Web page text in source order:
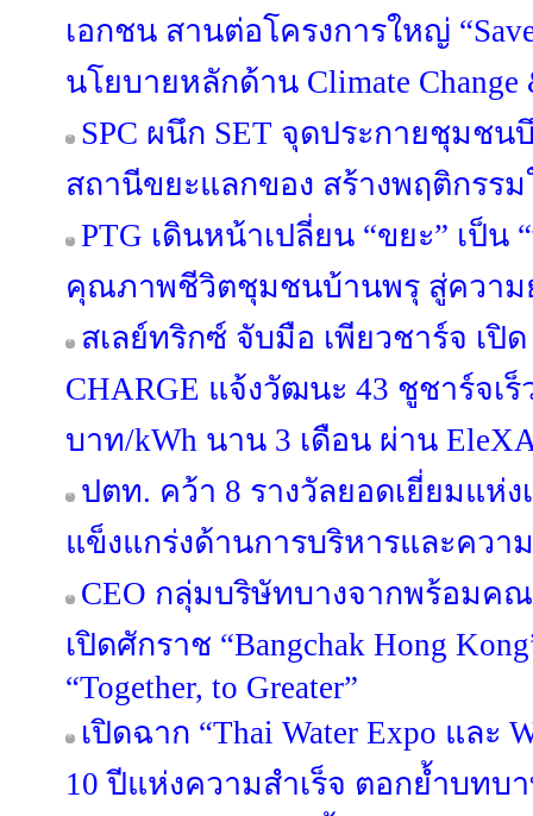
เอกชน สานต่อโครงการใหญ่
นโยบายหลักด้าน Climate Change
SPC ผนึก SET จุดประกายชุมช
สถานีขยะแลกของ สร้างพฤติกรร
PTG เดินหน้าเปลี่ยน “ขยะ” เป็น
คุณภาพชีวิตชุมชนบ้านพรุ สู่ความ
สเลย์ทริกซ์ จับมือ เพียวชาร์จ เปิ
CHARGE แจ้งวัฒนะ 43 ชูชาร์จเร็
บาท/kWh นาน 3 เดือน ผ่าน
ปตท. คว้า 8 รางวัลยอดเยี่ยมแห่
แข็งแกร่งด้านการบริหารและควา
CEO กลุ่มบริษัทบางจากพร้อมค
เปิดศักราช “Bangchak Hong
“Together, to Greater”
เปิดฉาก “Thai Water Expo และ
10 ปีแห่งความสำเร็จ ตอกย้ำบทบ